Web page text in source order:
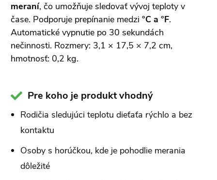
meraní, čo umožňuje sledovať vývoj teploty v
čase. Podporuje prepínanie medzi °C a °F.
Automatické vypnutie po 30 sekundách
nečinnosti. Rozmery: 3,1 × 17,5 × 7,2 cm,
hmotnosť: 0,2 kg.
Pre koho je produkt vhodný
Rodičia sledujúci teplotu dieťaťa rýchlo a bez
kontaktu
Osoby s horúčkou, kde je pohodlie merania
dôležité